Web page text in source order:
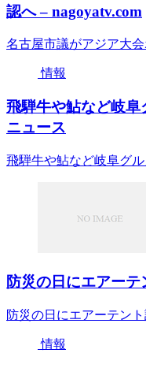
認へ – nagoyatv.com
名古屋市議がアジア大
情報
飛騨牛や鮎など岐阜
ニュース
飛騨牛や鮎など岐阜グ
防災の日にエアー
防災の日にエアーテン
情報